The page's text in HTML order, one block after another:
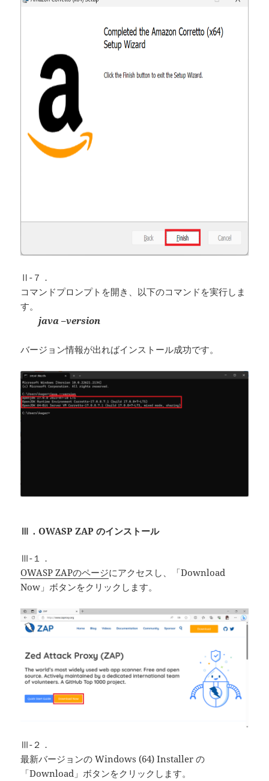
Ⅱ-７．
コマンドプロンプトを開き、以下のコマンドを実行しま
す。
java –version
バージョン情報が出ればインストール成功です。
Ⅲ．OWASP ZAP のインストール
Ⅲ-１．
OWASP ZAPのページにアクセスし、「Download
Now」ボタンをクリックします。
Ⅲ-２．
最新バージョンの Windows (64) Installer の
「Download」ボタンをクリックします。